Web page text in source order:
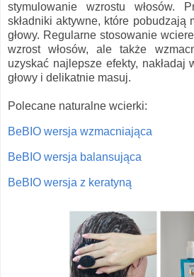
stymulowanie wzrostu włosów.
składniki aktywne, które pobudzają
głowy. Regularne stosowanie
wzrost włosów, ale także
uzyskać najlepsze efekty, nakładaj
głowy i delikatnie masuj.
Polecane naturalne wcierki:
BeBIO wersja wzmacniająca
BeBIO wersja balansująca
BeBIO wersja z keratyną